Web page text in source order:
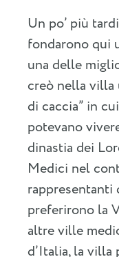
Un po’ più
fondarono qui
una delle
creò nella villa
di caccia” in
potevano
dinastia dei
Medici nel
rappresentanti
preferirono la
altre ville
d’Italia, la villa